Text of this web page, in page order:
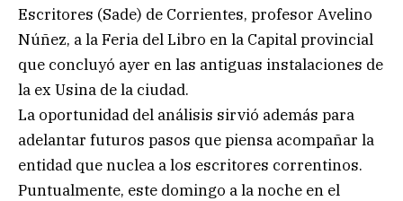
Escritores (Sade) de Corrientes, profesor Avelino
Núñez, a la Feria del Libro en la Capital provincial
que concluyó ayer en las antiguas instalaciones de
la ex Usina de la ciudad.
La oportunidad del análisis sirvió además para
adelantar futuros pasos que piensa acompañar la
entidad que nuclea a los escritores correntinos.
Puntualmente, este domingo a la noche en el